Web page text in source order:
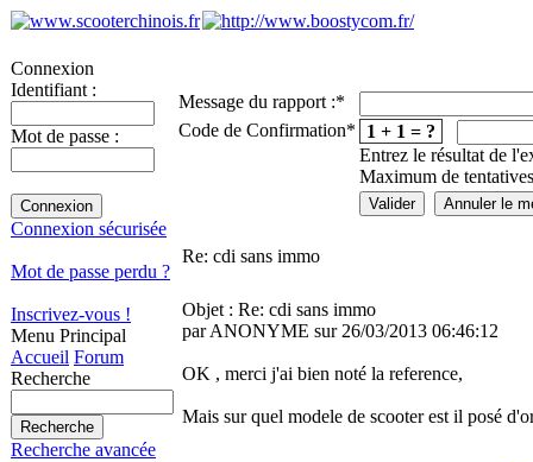
Connexion
Identifiant :
Mot de passe :
Connexion sécurisée
Mot de passe perdu ?
Inscrivez-vous !
Menu Principal
Accueil Forum
Recherche
Recherche avancée
Message du rapport :*
Code de Confirmation*
1 + 1 = ?
Entrez le résultat de
Maximum de
Re: cdi sans immo
Objet : Re: cdi sans immo
par ANONYME sur 26/03/2013 06:46:12
OK , merci j'ai bien noté la reference,
Mais sur quel modele de scooter est il posé